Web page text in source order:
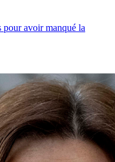
pour avoir manqué la